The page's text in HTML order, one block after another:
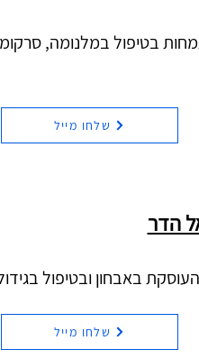
בטיפול במלנומה,
שלחו מייל
הדר
באבחון ובטיפול
שלחו מייל